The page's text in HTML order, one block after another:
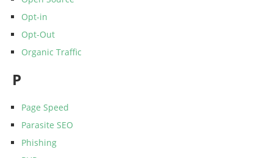
Opt-in
Opt-Out
Organic Traffic
P
Page Speed
Parasite SEO
Phishing